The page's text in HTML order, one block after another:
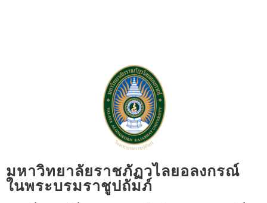
มหาวิทยาลัยราชภัฏวไลยอลงกรณ์
ในพระบรมราชูปถัมภ์